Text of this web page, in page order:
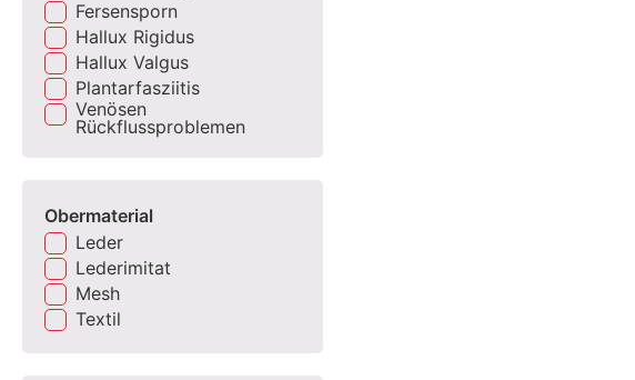
Fersensporn
Hallux Rigidus
Hallux Valgus
Plantarfasziitis
Venösen
Rückflussproblemen
Obermaterial
Leder
Lederimitat
Mesh
Textil